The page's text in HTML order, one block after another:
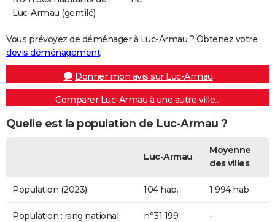
Luc-Armau (gentilé)
Vous prévoyez de déménager à Luc-Armau ? Obtenez votre
devis déménagement.
Donner mon avis sur Luc-Armau
Comparer Luc-Armau à une autre ville...
Quelle est la population de Luc-Armau ?
Luc-Armau
Moyenne
des villes
Population (2023) 104 hab. 1 994 hab.
Population : rang national
n°31 199 -